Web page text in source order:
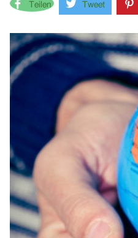
Teilen Tweet